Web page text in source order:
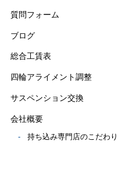
質問フォーム
ブログ
総合工賃表
四輪アライメント調整
サスペンション交換
会社概要
持ち込み専門店のこだわり